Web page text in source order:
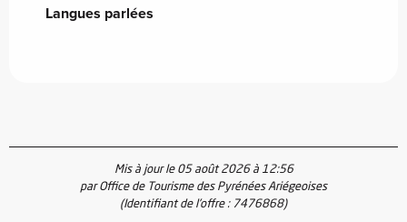
Langues parlées
Langues parlées
Mis à jour le 05 août 2026 à 12:56
par Office de Tourisme des Pyrénées Ariégeoises
(Identifiant de l'offre : 7476868)